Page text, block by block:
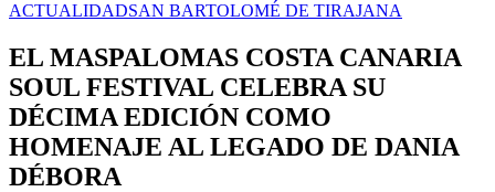
ACTUALIDADSAN BARTOLOMÉ DE TIRAJANA
EL MASPALOMAS COSTA CANARIA
SOUL FESTIVAL CELEBRA SU
DÉCIMA EDICIÓN COMO
HOMENAJE AL LEGADO DE DANIA
DÉBORA